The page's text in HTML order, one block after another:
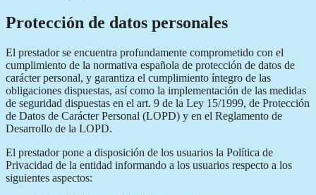
Protección de datos personales
El prestador se encuentra profundamente comprometido con el
cumplimiento de la normativa española de protección de datos de
carácter personal, y garantiza el cumplimiento íntegro de las
obligaciones dispuestas, así como la implementación de las medidas
de seguridad dispuestas en el art. 9 de la Ley 15/1999, de Protección
de Datos de Carácter Personal (LOPD) y en el Reglamento de
Desarrollo de la LOPD.
El prestador pone a disposición de los usuarios la Política de
Privacidad de la entidad informando a los usuarios respecto a los
siguientes aspectos: